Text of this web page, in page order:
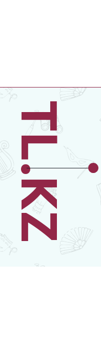
TL.KZ